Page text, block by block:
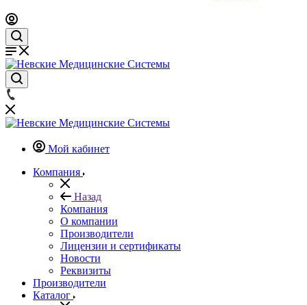
Мой кабинет
Компания
Назад
Компания
О компании
Производители
Лицензии и сертификаты
Новости
Реквизиты
Производители
Каталог